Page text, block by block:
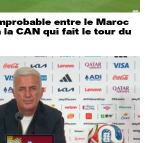
entre le Maroc
la CAN qui fait le tour du